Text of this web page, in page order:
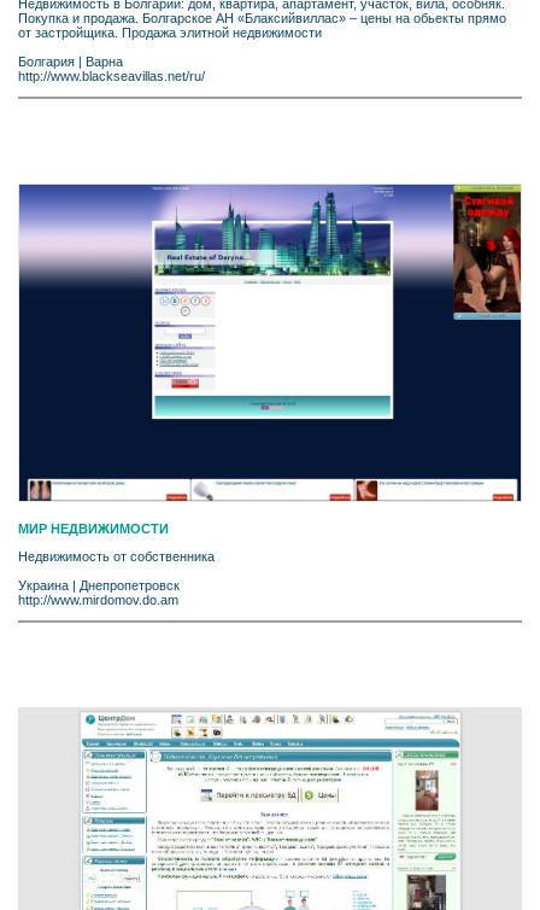
Недвижимость в Болгарии: дом, квартира, апартамент, участок, вила, особняк.
Покупка и продажа. Болгарское АН «Блаксийвиллас» – цены на обьекты прямо
от застройщика. Продажа элитной недвижимости
Болгария | Варна
http://www.blackseavillas.net/ru/
МИР НЕДВИЖИМОСТИ
Недвижимость от собственника
Украина
Днепропетровск
http://www.mirdomov.do.am